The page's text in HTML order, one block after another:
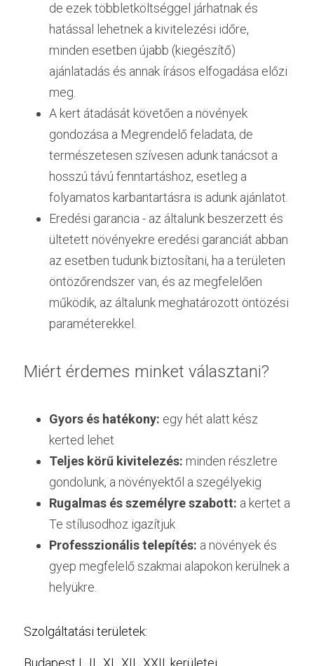
de ezek többletköltséggel járhatnak és
hatással lehetnek a kivitelezési időre,
minden esetben újabb (kiegészítő)
ajánlatadás és annak írásos elfogadása előzi
meg.
A kert átadását követően a növények
gondozása a Megrendelő feladata, de
természetesen szívesen adunk tanácsot a
hosszú távú fenntartáshoz, esetleg a
folyamatos karbantartásra is adunk ajánlatot.
Eredési garancia - az általunk beszerzett és
ültetett növényekre eredési garanciát abban
az esetben tudunk biztosítani, ha a területen
öntözőrendszer van, és az megfelelően
működik, az általunk meghatározott öntözési
paraméterekkel.
Miért érdemes minket választani?
Gyors és hatékony: egy hét alatt kész
kerted lehet
Teljes körű kivitelezés: minden részletre
gondolunk, a növényektől a szegélyekig
Rugalmas és személyre szabott: a kertet a
Te stílusodhoz igazítjuk
Professzionális telepítés: a növények és
gyep megfelelő szakmai alapokon kerülnek a
helyükre.
Szolgáltatási területek:
Budapest I., II., XI., XII., XXII. kerületei,